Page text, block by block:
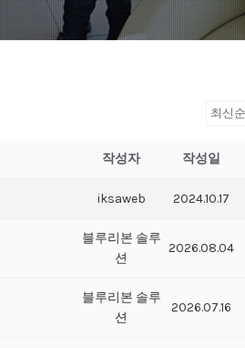
작성자 작성일
iksaweb 2024.10.17
블루리본 솔루
션
2026.08.04
블루리본 솔루
션
2026.07.16